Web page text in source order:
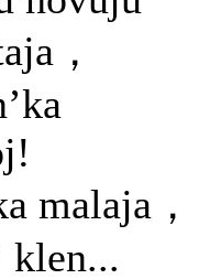
，
malaja，